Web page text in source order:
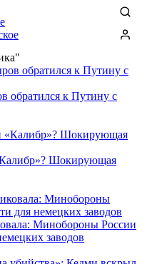
обратился к Путину с
Шокирующая
Минобороны России
заводов